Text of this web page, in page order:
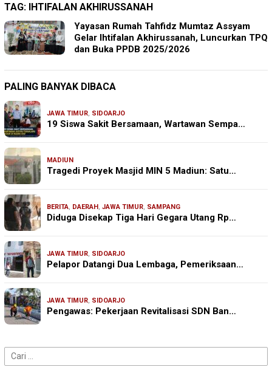
TAG: IHTIFALAN AKHIRUSSANAH
Yayasan Rumah Tahfidz Mumtaz Assyam
Gelar Ihtifalan Akhirussanah, Luncurkan TPQ
dan Buka PPDB 2025/2026
PALING BANYAK DIBACA
JAWA TIMUR, SIDOARJO
19 Siswa Sakit Bersamaan, Wartawan Sempa…
MADIUN
Tragedi Proyek Masjid MIN 5 Madiun: Satu…
BERITA, DAERAH, JAWA TIMUR, SAMPANG
Diduga Disekap Tiga Hari Gegara Utang Rp…
JAWA TIMUR, SIDOARJO
Pelapor Datangi Dua Lembaga, Pemeriksaan…
JAWA TIMUR, SIDOARJO
Pengawas: Pekerjaan Revitalisasi SDN Ban…
Cari
untuk: